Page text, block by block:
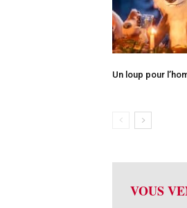
Un loup pour
VOUS